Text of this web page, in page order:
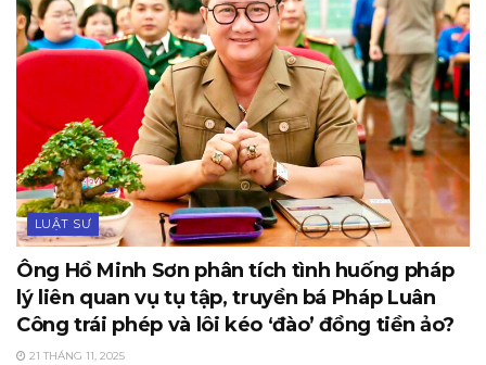
LUẬT SƯ
Ông Hồ Minh Sơn phân tích tình huống pháp
lý liên quan vụ tụ tập, truyền bá Pháp Luân
Công trái phép và lôi kéo ‘đào’ đồng tiền ảo?
21 THÁNG 11, 2025